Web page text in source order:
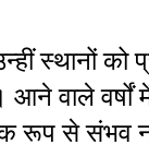
स्थानों को
आने वाले
रूप से संभव